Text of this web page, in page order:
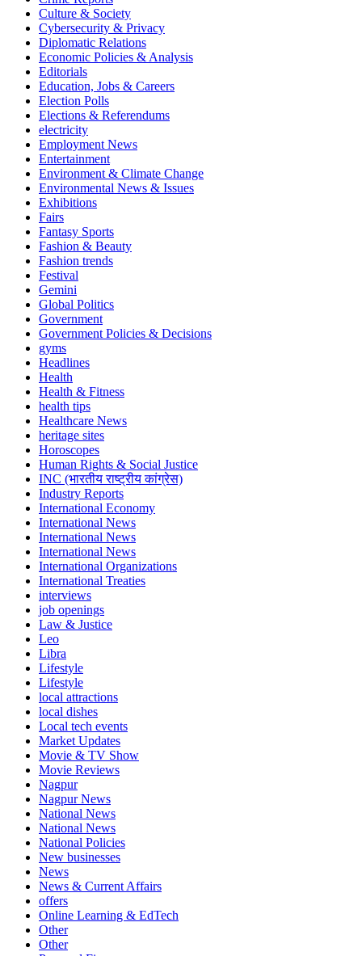
Culture & Society
Cybersecurity & Privacy
Diplomatic Relations
Economic Policies & Analysis
Editorials
Education, Jobs & Careers
Election Polls
Elections & Referendums
electricity
Employment News
Entertainment
Environment & Climate Change
Environmental News & Issues
Exhibitions
Fairs
Fantasy Sports
Fashion & Beauty
Fashion trends
Festival
Gemini
Global Politics
Government
Government Policies & Decisions
gyms
Headlines
Health
Health & Fitness
health tips
Healthcare News
heritage sites
Horoscopes
Human Rights & Social Justice
INC (भारतीय राष्ट्रीय कांग्रेस)
Industry Reports
International Economy
International News
International News
International News
International Organizations
International Treaties
interviews
job openings
Law & Justice
Leo
Libra
Lifestyle
Lifestyle
local attractions
local dishes
Local tech events
Market Updates
Movie & TV Show
Movie Reviews
Nagpur
Nagpur News
National News
National News
National Policies
New businesses
News
News & Current Affairs
offers
Online Learning & EdTech
Other
Other